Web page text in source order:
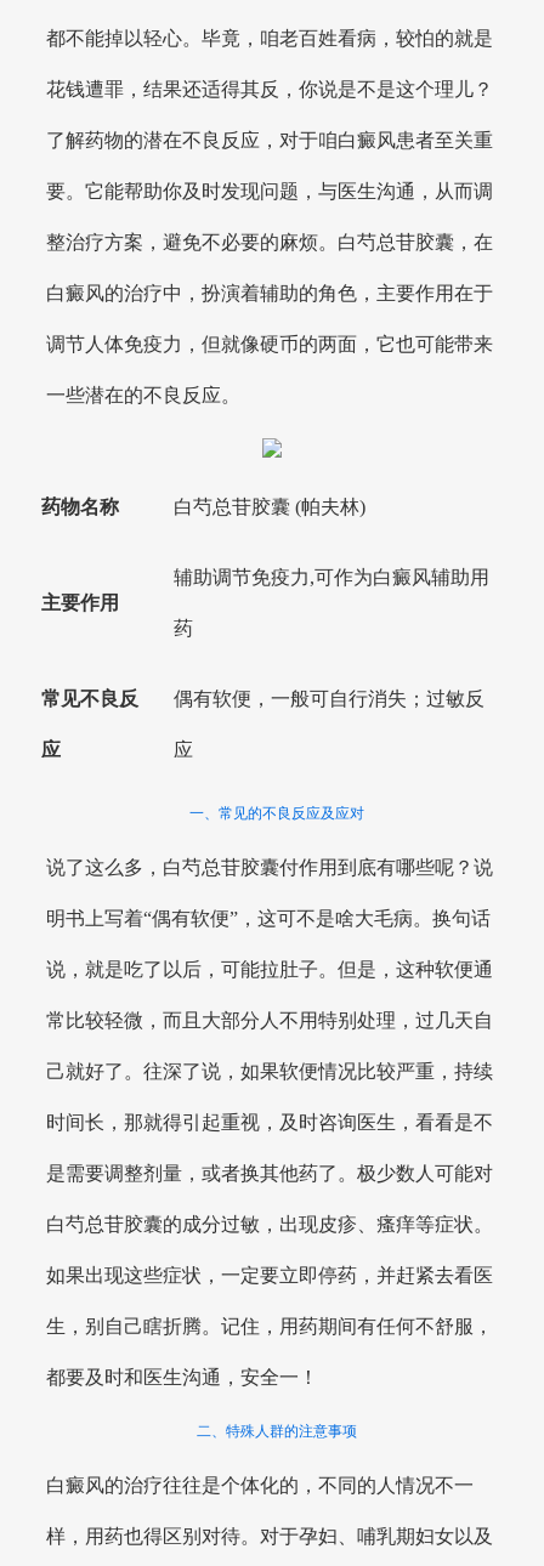
都不能掉以轻心。毕竟，咱老百姓看病，较怕的就是
花钱遭罪，结果还适得其反，你说是不是这个理儿？
了解药物的潜在不良反应，对于咱白癜风患者至关重
要。它能帮助你及时发现问题，与医生沟通，从而调
整治疗方案，避免不必要的麻烦。白芍总苷胶囊，在
白癜风的治疗中，扮演着辅助的角色，主要作用在于
调节人体免疫力，但就像硬币的两面，它也可能带来
一些潜在的不良反应。
药物名称 白芍总苷胶囊 (帕夫林)
主要作用
辅助调节免疫力,可作为白癜风辅助用
药
常见不良反
应
偶有软便，一般可自行消失；过敏反
应
一、常见的不良反应及应对
说了这么多，白芍总苷胶囊付作用到底有哪些呢？说
明书上写着“偶有软便”，这可不是啥大毛病。换句话
说，就是吃了以后，可能拉肚子。但是，这种软便通
常比较轻微，而且大部分人不用特别处理，过几天自
己就好了。往深了说，如果软便情况比较严重，持续
时间长，那就得引起重视，及时咨询医生，看看是不
是需要调整剂量，或者换其他药了。极少数人可能对
白芍总苷胶囊的成分过敏，出现皮疹、瘙痒等症状。
如果出现这些症状，一定要立即停药，并赶紧去看医
生，别自己瞎折腾。记住，用药期间有任何不舒服，
都要及时和医生沟通，安全一！
二、特殊人群的注意事项
白癜风的治疗往往是个体化的，不同的人情况不一
样，用药也得区别对待。对于孕妇、哺乳期妇女以及